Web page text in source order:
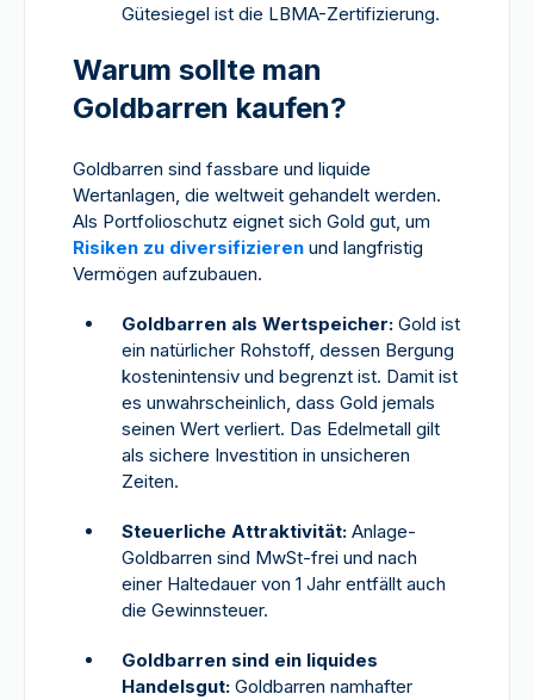
Gütesiegel ist die LBMA-Zertifizierung.
Warum sollte man
Goldbarren kaufen?
Goldbarren sind fassbare und liquide
Wertanlagen, die weltweit gehandelt werden.
Als Portfolioschutz eignet sich Gold gut, um
Risiken zu diversifizieren und langfristig
Vermögen aufzubauen.
Goldbarren als Wertspeicher: Gold ist
ein natürlicher Rohstoff, dessen Bergung
kostenintensiv und begrenzt ist. Damit ist
es unwahrscheinlich, dass Gold jemals
seinen Wert verliert. Das Edelmetall gilt
als sichere Investition in unsicheren
Zeiten.
Steuerliche Attraktivität: Anlage-
Goldbarren sind MwSt-frei und nach
einer Haltedauer von 1 Jahr entfällt auch
die Gewinnsteuer.
Goldbarren sind ein liquides
Handelsgut: Goldbarren namhafter